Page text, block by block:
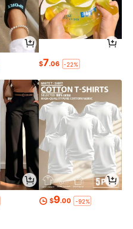
$7.06 -22%
$9.00 -92%